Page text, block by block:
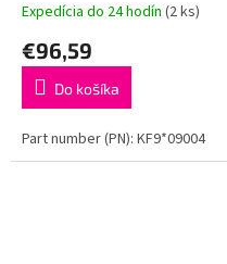
Expedícia do 24 hodín (2 ks)
€96,59
Do košíka
Part number (PN): KF9*09004